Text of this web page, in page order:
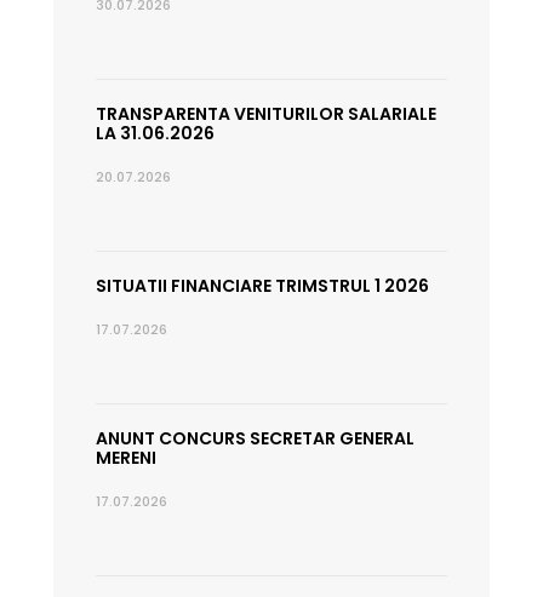
30.07.2026
TRANSPARENTA VENITURILOR SALARIALE
LA 31.06.2026
20.07.2026
SITUATII FINANCIARE TRIMSTRUL 1 2026
17.07.2026
ANUNT CONCURS SECRETAR GENERAL
MERENI
17.07.2026